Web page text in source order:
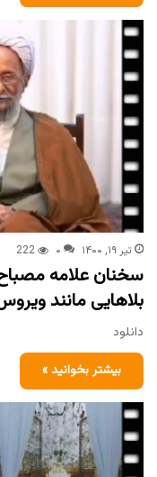
تیر ۱۹, ۱۴۰۰ ۰ 222
سخنان علامه
بلاهایی مانند
دانلود
بیشتر بخوانید »